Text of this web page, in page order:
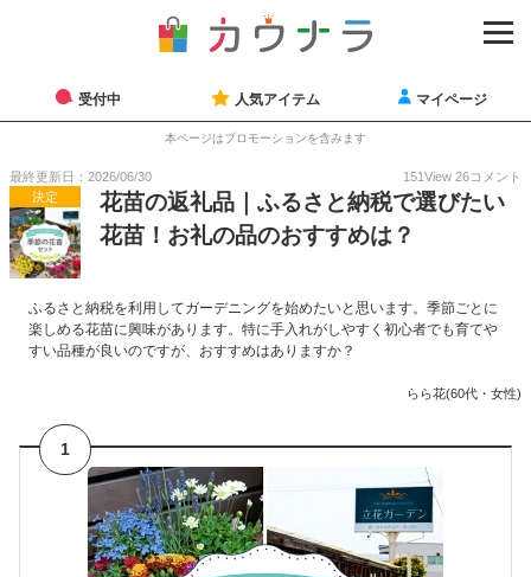
受付中 人気アイテム マイページ
本ページはプロモーションを含みます
最終更新日：2026/06/30 151View 26コメント
決定
花苗の返礼品｜ふるさと納税で選びたい
花苗！お礼の品のおすすめは？
ふるさと納税を利用してガーデニングを始めたいと思います。季節ごとに
楽しめる花苗に興味があります。特に手入れがしやすく初心者でも育てや
すい品種が良いのですが、おすすめはありますか？
らら花(60代・女性)
1